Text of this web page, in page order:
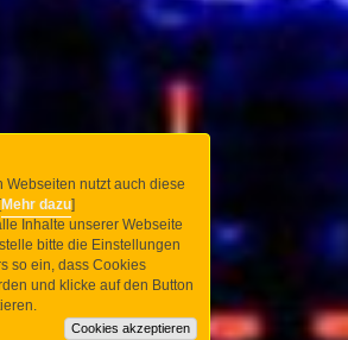
Cookies akzeptieren
Webseiten nutzt auch diese
Mehr dazu]
Inhalte unserer Webseite
bitte die Einstellungen
so ein, dass Cookies
und klicke auf den Button